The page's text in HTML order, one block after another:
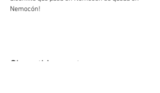
Nemocón!
Share this event